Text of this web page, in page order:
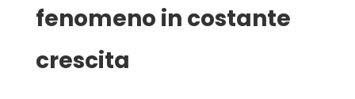
fenomeno in costante
crescita